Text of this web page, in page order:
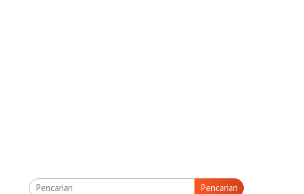
Pencarian